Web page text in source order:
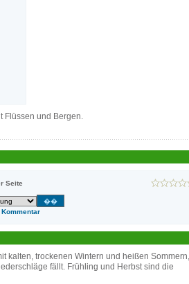
Flüssen und Bergen.
Seite
kalten, trockenen Wintern und heißen
fällt. Frühling und Herbst sind die